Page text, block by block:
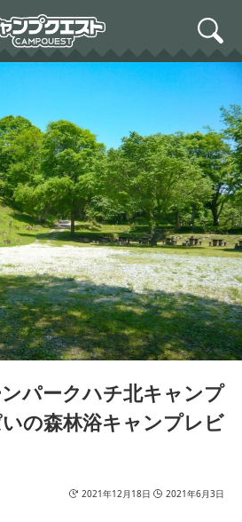
search
パークハチ北キャンプ
の森林浴キャンプレビ
2021年12月18日 2021年6月3日